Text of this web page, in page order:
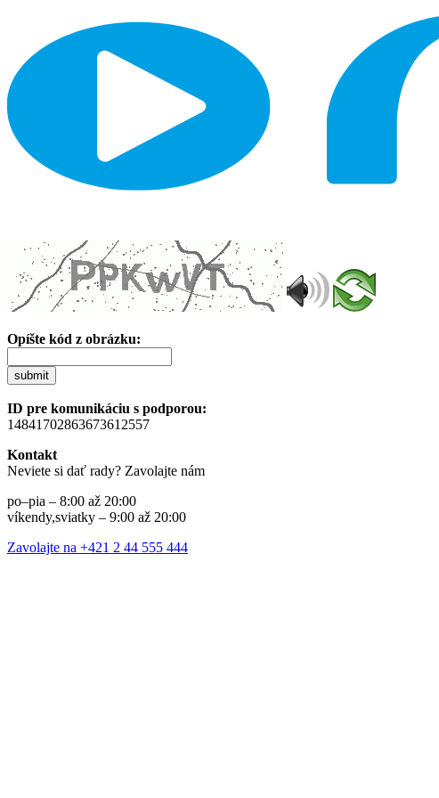
Opíšte kód z obrázku:
submit
ID pre komunikáciu s podporou:
14841702863673612557
Kontakt
Neviete si dať rady? Zavolajte nám
po–pia – 8:00 až 20:00
víkendy,sviatky – 9:00 až 20:00
Zavolajte na +421 2 44 555 444